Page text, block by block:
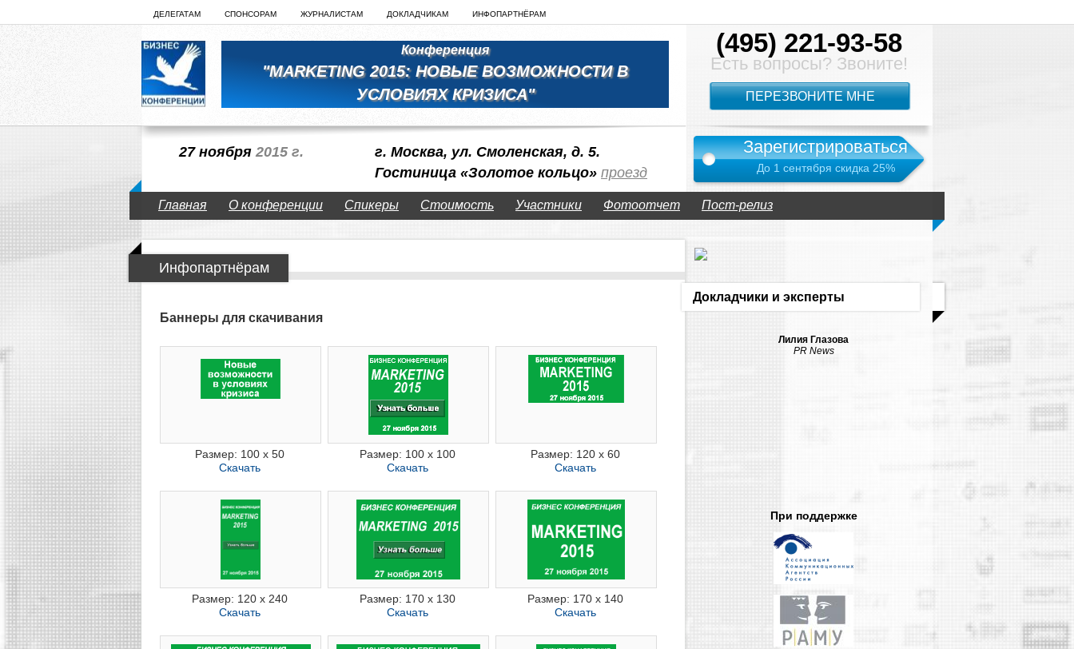
ДЕЛЕГАТАМ СПОНСОРАМ ЖУРНАЛИСТАМ ДОКЛАДЧИКАМ ИНФОПАРТНЁРАМ
Конференция
"MARKETING 2015: НОВЫЕ ВОЗМОЖНОСТИ В
УСЛОВИЯХ КРИЗИСА"
27 ноября 2015 г.
г. Москва, ул. Смоленская, д. 5.
Гостиница «Золотое кольцо» проезд
(495) 221-93-58
Есть вопросы? Звоните!
Зарегистрироваться
До 1 сентября скидка 25%
ПЕРЕЗВОНИТЕ МНЕ
Главная О конференции Спикеры Стоимость Участники Фотоотчет Пост-релиз
Инфопартнёрам
Баннеры для скачивания
Размер: 100 x 50
Скачать
Размер: 100 x 100
Скачать
Размер: 120 x 60
Скачать
Размер: 120 x 240
Скачать
Размер: 170 x 130
Скачать
Размер: 170 x 140
Скачать
Докладчики и эксперты
При поддержке